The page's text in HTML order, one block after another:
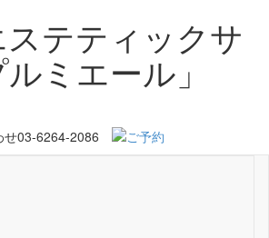
テティックサ
ミエール」